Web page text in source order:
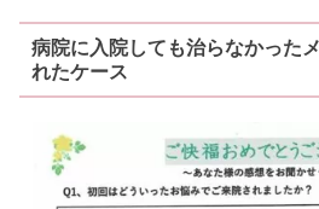
病院に入院しても治らなかった
れたケース